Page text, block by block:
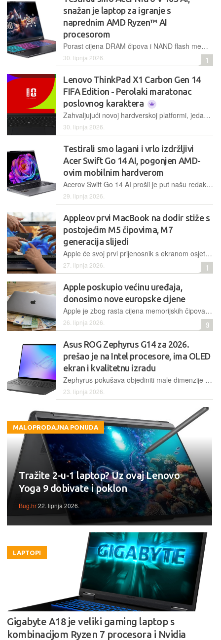
snažan je laptop za igranje s
naprednim AMD Ryzen™ AI
procesorom
Porast cijena DRAM čipova i NAND flash memorije stvara sve veći pritisak na proizvođače računala, a očiti primjer tog trenda netom je predstavljeni Acer Nitro V 16S AI, inače dobro opremljen i snažan igraći prijenosnik
30. lipnja 2026. 1
Lenovo ThinkPad X1 Carbon Gen 14
FIFA Edition - Perolaki maratonac
poslovnog karaktera
Zahvaljujući novoj hardverskoj platformi, jedan od najboljih ultraprijenosnika na tržištu dobio je još jednu odliku: maratonsko trajanje baterije
30. lipnja 2026.
Testirali smo lagani i vrlo izdržljivi
Acer Swift Go 14 AI, pogonjen AMD-
ovim mobilnim hardverom
Acerov Swift Go 14 AI prošli je put našu redakciju posjetio s procesorom arhitekture ARM i poprilično nas impresionirao. Osvježeno izdanje dolazi s x86 procesorom, koji dokazuje da ta arhitektura i dalje može pokazati zube mlađim konkurentima
29. lipnja 2026.
Appleov prvi MacBook na dodir stiže s
postojećim M5 čipovima, M7
generacija slijedi
Apple će svoj prvi prijenosnik s ekranom osjetljivim na dodir pokretati postojećim vrhunskim čipovima M5 Pro i M5 Max, preskaču se varijante generacije M6 a nasljednici, čipovi M7 Pro i M7 Max, već su u fazi testiranja
27. lipnja 2026. 1
Apple poskupio većinu uređaja,
donosimo nove europske cijene
Apple je zbog rasta cijena memorijskih čipova značajno povisio cijene većine svojih uređaja. Poskupljenja će najviše osjetiti kupci iPada Pro i MacBooka
26. lipnja 2026. 9
Asus ROG Zephyrus G14 za 2026.
prešao je na Intel procesore, ima OLED
ekran i kvalitetnu izradu
Zephyrus pokušava objediniti male dimenzije s vrlo kvalitetnim materijalima u izradi, napredni i vrlo svjetli OLED ekran uz snažne komponente koje će omogućiti kvalitetno igranje. Takva kombinacija ima izazov u vidu visoke cijene
23. lipnja 2026.
MALOPRODAJNA PONUDA
Tražite 2-u-1 laptop? Uz ovaj Lenovo
Yoga 9 dobivate i poklon
Bug.hr22. lipnja 2026.
LAPTOPI
Gigabyte A18 je veliki gaming laptop s
kombinacijom Ryzen 7 procesora i Nvidia